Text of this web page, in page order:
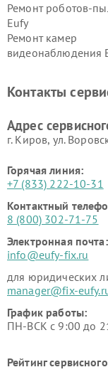
Ремонт роботов-
Eufy
Ремонт камер
видеонаблюдения
Контакты
Адрес
г. Киров, ул.
Горячая линия:
+7 (833) 222-10-31
Контактный
8 (800) 302-71-75
Электронная почта:
info@eufy-fix.ru
для юридических
manager@fix-
График работы:
ПН-ВСК с 9:00 до
Рейтинг